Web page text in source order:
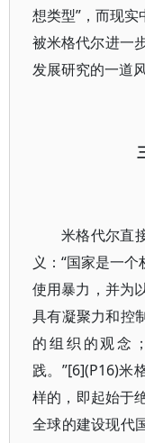
想类型”，而现
被米格代尔进一
发展研究的一道风
米格代尔直
义：“国家是一
使用暴力，并为
具有凝聚力和控
的组织的观念
践。”[6](P16)米
样的，即起始于
全球的建设现代